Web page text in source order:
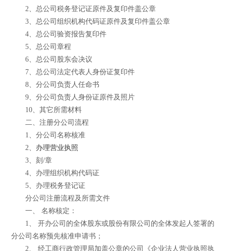
2、总公司税务登记证原件及复印件盖公章
3、总公司组织机构代码证原件及复印件盖公章
4、总公司验资报告复印件
5、总公司章程
6、总公司股东会决议
7、总公司法定代表人身份证复印件
8、分公司负责人任命书
9、分公司负责人身份证原件及照片
10、其它所需材料
二、注册分公司流程
1、分公司名称核准
2、 办理营业执照
3、刻/章
4、办理组织机构代码证
5、办理税务登记证
分公司注册流程及所需文件
一、 名称核定：
1、 开办公司的全体股东或股份有限公司的全体发起人签署的
分公司名称预先核准申请书；
2、 经工商行政管理局加盖公章的公司《企业法人营业执照执